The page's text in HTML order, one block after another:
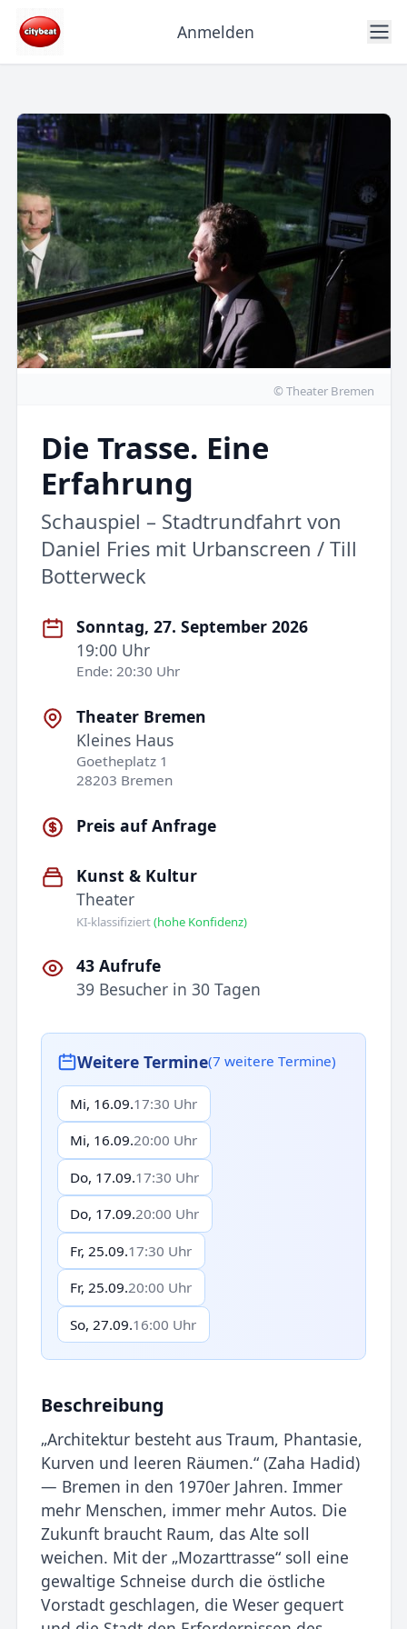
Anmelden
© Theater Bremen
Die Trasse. Eine
Erfahrung
Schauspiel – Stadtrundfahrt von
Daniel Fries mit Urbanscreen / Till
Botterweck
Sonntag, 27. September 2026
19:00 Uhr
Ende: 20:30 Uhr
Theater Bremen
Kleines Haus
Goetheplatz 1
28203 Bremen
Preis auf Anfrage
Kunst & Kultur
Theater
KI-klassifiziert(hohe Konfidenz)
43 Aufrufe
39 Besucher in 30 Tagen
Weitere Termine(7 weitere Termine)
Mi, 16.09.17:30 Uhr
Mi, 16.09.20:00 Uhr
Do, 17.09.17:30 Uhr
Do, 17.09.20:00 Uhr
Fr, 25.09.17:30 Uhr
Fr, 25.09.20:00 Uhr
So, 27.09.16:00 Uhr
Beschreibung
„Architektur besteht aus Traum, Phantasie,
Kurven und leeren Räumen.“ (Zaha Hadid)
— Bremen in den 1970er Jahren. Immer
mehr Menschen, immer mehr Autos. Die
Zukunft braucht Raum, das Alte soll
weichen. Mit der „Mozarttrasse“ soll eine
gewaltige Schneise durch die östliche
Vorstadt geschlagen, die Weser gequert